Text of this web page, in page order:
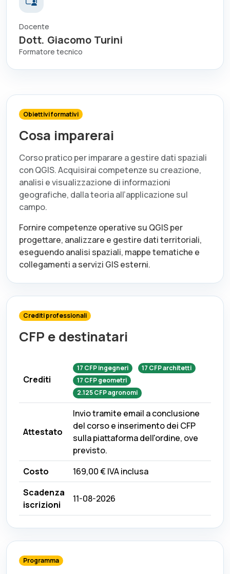
Docente
Dott. Giacomo Turini
Formatore tecnico
Obiettivi formativi
Cosa imparerai
Corso pratico per imparare a gestire dati spaziali
con QGIS. Acquisirai competenze su creazione,
analisi e visualizzazione di informazioni
geografiche, dalla teoria all’applicazione sul
campo.
Fornire competenze operative su QGIS per
progettare, analizzare e gestire dati territoriali,
eseguendo analisi spaziali, mappe tematiche e
collegamenti a servizi GIS esterni.
Crediti professionali
CFP e destinatari
Crediti
17 CFPingegneri 17 CFParchitetti
17 CFPgeometri
2.125CFPagronomi
Attestato
Invio tramite email a conclusione
del corso e inserimento dei CFP
sulla piattaforma dell'ordine, ove
previsto.
Costo
169,00 € IVA inclusa
Scadenza
iscrizioni
11-08-2026
Programma